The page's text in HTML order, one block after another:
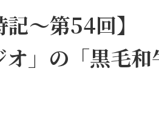
記～第54回】
」の「黒毛和